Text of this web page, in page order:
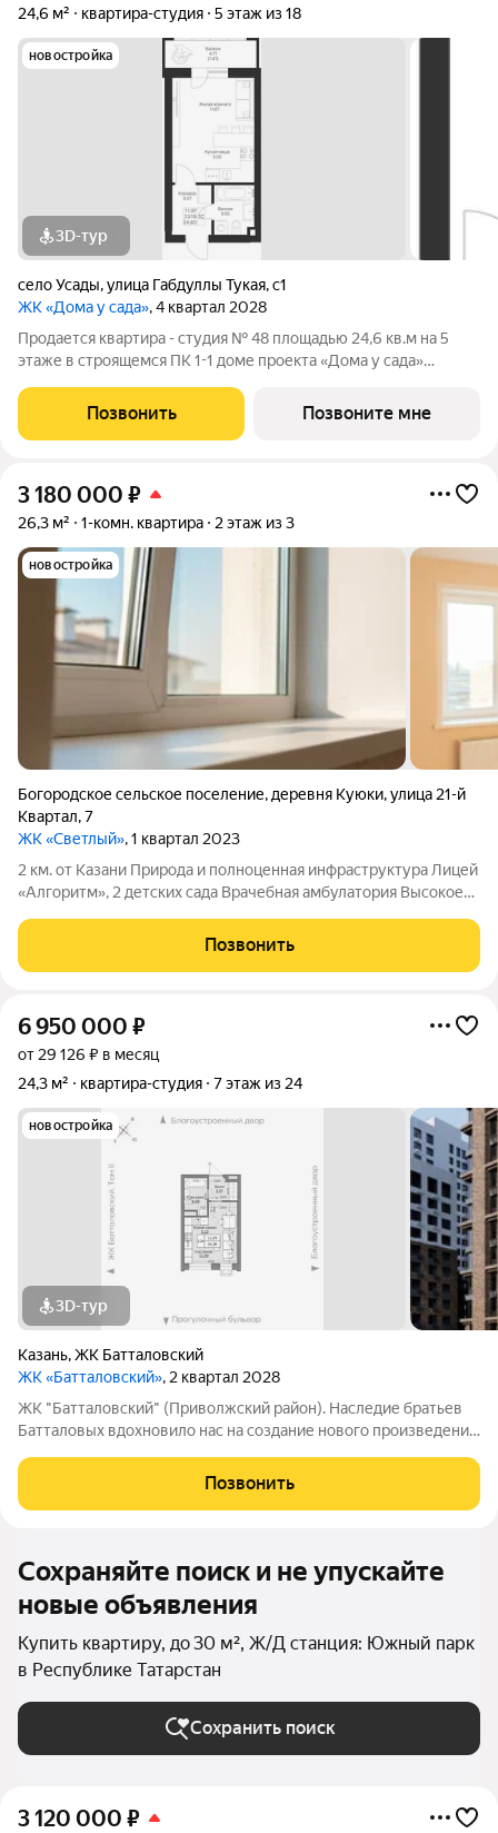
24,6 м² квартира-студия 5 этаж из 18
новостройка
3D-тур
село Усады,улица Габдуллы Тукая,с1
ЖК «Дома у сада», 4 квартал 2028
Продается квартира - студия № 48 площадью 24,6 кв.м на 5
этаже в строящемся ПК 1-1 доме проекта «Дома у сада»
жилой комплекс с развитой инфраструктурой, прекрасными
видами и удобным
Позвонить Позвоните мне
3 180 000 ₽
26,3 м² 1-комн. квартира 2 этаж из 3
новостройка
Богородское сельское поселение, деревня Куюки,улица 21-й
Квартал,7
ЖК «Светлый», 1 квартал 2023
2 км. от Казани Природа и полноценная инфраструктура Лицей
«Алгоритм», 2 детских сада Врачебная амбулатория Высокое
документы, чтобы вы получили положительное решение по
Позвонить
6 950 000 ₽
от 29 126 ₽ в месяц
24,3 м²
квартира-студия 7 этаж из 24
новостройка
3D-тур
Казань,ЖК Батталовский
ЖК «Батталовский», 2 квартал 2028
ЖК "Батталовский" (Приволжский район). Наследие братьев
Батталовых вдохновило нас на создание нового произведения
Позвонить
Сохраняйте поиск и не упускайте
новые объявления
Купить квартиру, до 30 м², Ж/Д станция: Южный парк
в Республике Татарстан
Сохранить поиск
3 120 000 ₽